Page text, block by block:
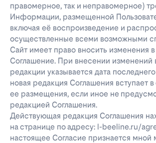
правомерное, так и неправомерное)
Информации, размещенной
включая её воспроизведение и
осуществленные всеми возможными
Сайт имеет право вносить изменения
Соглашение. При внесении изменений
редакции указывается дата
новая редакция Соглашения вступает
ее размещения, если иное не
редакцией Соглашения.
Действующая редакция Соглашения
на странице по адресу: l-beeline.ru/
настоящее Согласие признается мной